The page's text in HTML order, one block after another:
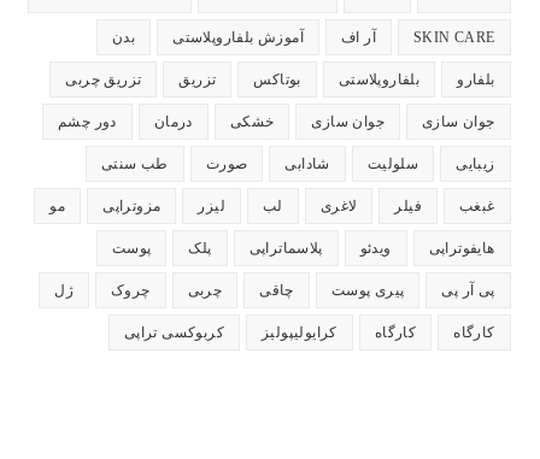
SKIN CARE آر اف آموزش بلفاروپلاستی بدن
بلفارو بلفاروپلاستی بوتاکس تزریق تزریق چربی
جوان سازی جوان سازی خشکی درمان دور چشم
زیبایی سلولیت شادابی صورت طب سنتی
غبغب فیلر لاغری لب لیزر مزوتراپی مو
هایفوتراپی ویدئو پلاسماتراپی پلک پوست
پی آر پی پیری پوست چاقی چربی چروک ژل
کارگاه کارگاه کرایولیپولیز کربوکسی تراپی